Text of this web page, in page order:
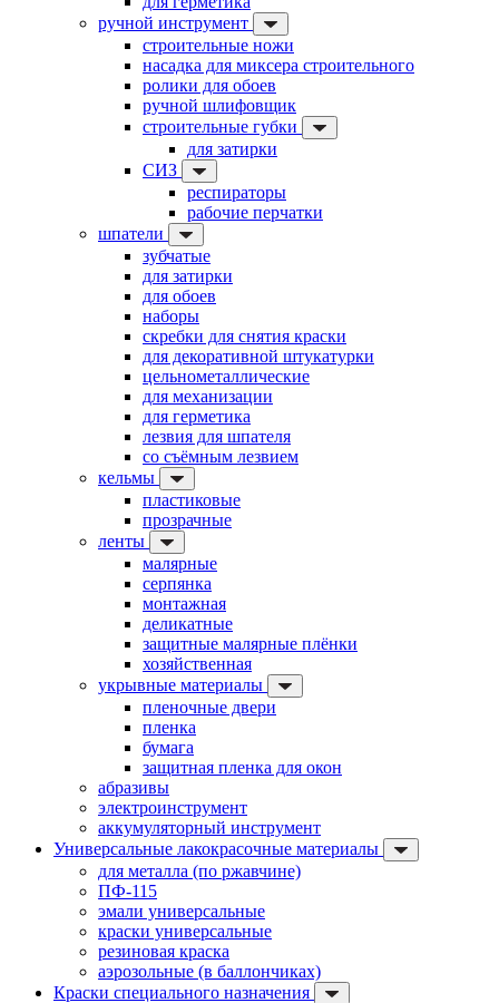
ручной инструмент
строительные ножи
насадка для миксера строительного
ролики для обоев
ручной шлифовщик
строительные губки
для затирки
СИЗ
респираторы
рабочие перчатки
шпатели
зубчатые
для затирки
для обоев
наборы
скребки для снятия краски
для декоративной штукатурки
цельнометаллические
для механизации
для герметика
лезвия для шпателя
со съёмным лезвием
кельмы
пластиковые
прозрачные
ленты
малярные
серпянка
монтажная
деликатные
защитные малярные плёнки
хозяйственная
укрывные материалы
пленочные двери
пленка
бумага
защитная пленка для окон
абразивы
электроинструмент
аккумуляторный инструмент
Универсальные лакокрасочные материалы
для металла (по ржавчине)
ПФ-115
эмали универсальные
краски универсальные
резиновая краска
аэрозольные (в баллончиках)
Краски специального назначения